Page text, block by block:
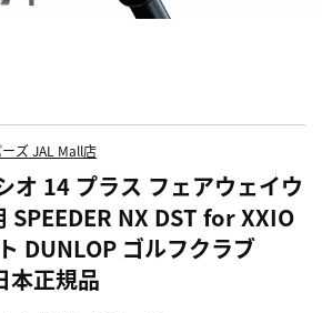
ズ JAL Mall店
オ 14 プラス フェアウェイウ
SPEEDER NX DST for XXIO
DUNLOP ゴルフクラブ
本正規品